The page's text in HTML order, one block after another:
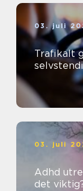
03. juli
Trafikalt grunnkurs
03. juli
Adhd utredning hva
det